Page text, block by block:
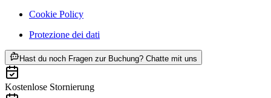
Cookie Policy
Protezione dei dati
Hast du noch Fragen zur Buchung? Chatte mit uns
Kostenlose Stornierung